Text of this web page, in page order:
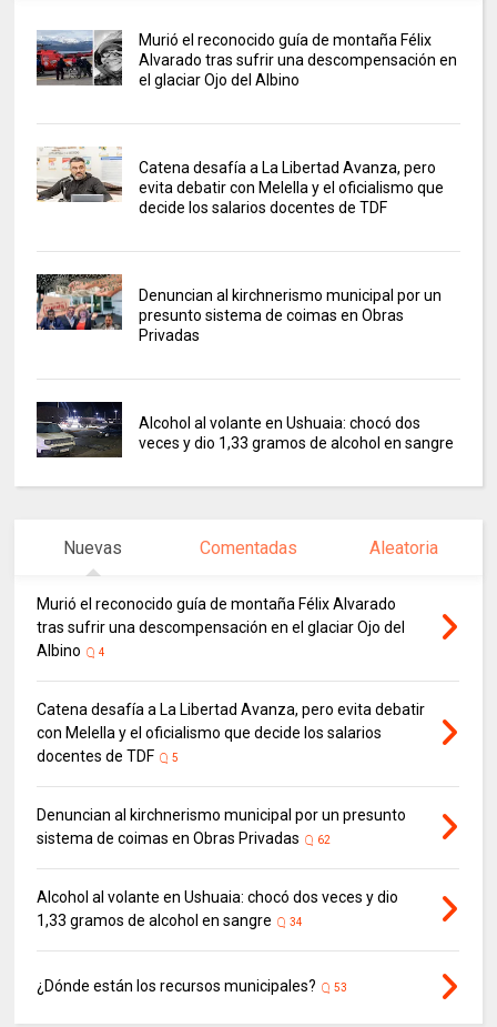
Murió el reconocido guía de montaña Félix
Alvarado tras sufrir una descompensación en
el glaciar Ojo del Albino
Catena desafía a La Libertad Avanza, pero
evita debatir con Melella y el oficialismo que
decide los salarios docentes de TDF
Denuncian al kirchnerismo municipal por un
presunto sistema de coimas en Obras
Privadas
Alcohol al volante en Ushuaia: chocó dos
veces y dio 1,33 gramos de alcohol en sangre
Nuevas Comentadas Aleatoria
Murió el reconocido guía de montaña Félix Alvarado
tras sufrir una descompensación en el glaciar Ojo del
Albino
4
Catena desafía a La Libertad Avanza, pero evita debatir
con Melella y el oficialismo que decide los salarios
docentes de TDF
5
Denuncian al kirchnerismo municipal por un presunto
sistema de coimas en Obras Privadas
62
Alcohol al volante en Ushuaia: chocó dos veces y dio
1,33 gramos de alcohol en sangre
34
¿Dónde están los recursos municipales? 53